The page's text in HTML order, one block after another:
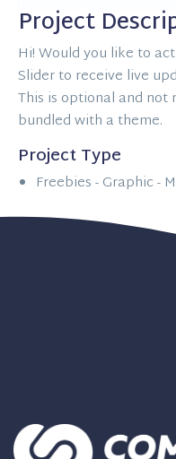
Project
Hi! Would you like to
Slider to receive live
This is optional and not
bundled with a theme.
Project Type
Freebies -Graphic -